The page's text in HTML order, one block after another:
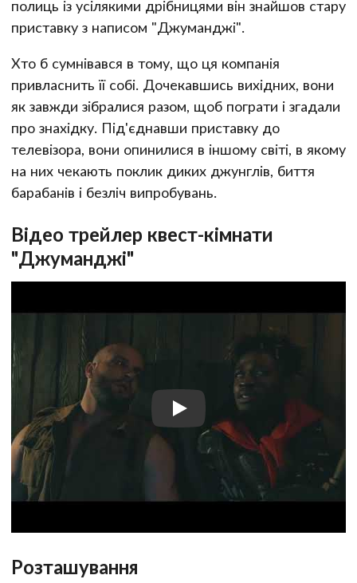
полиць із усілякими дрібницями він знайшов стару
приставку з написом "Джуманджі".
Хто б сумнівався в тому, що ця компанія
привласнить її собі. Дочекавшись вихідних, вони
як завжди зібралися разом, щоб пограти і згадали
про знахідку. Під'єднавши приставку до
телевізора, вони опинилися в іншому світі, в якому
на них чекають поклик диких джунглів, биття
барабанів і безліч випробувань.
Відео трейлер квест-кімнати
"Джуманджі"
Розташування